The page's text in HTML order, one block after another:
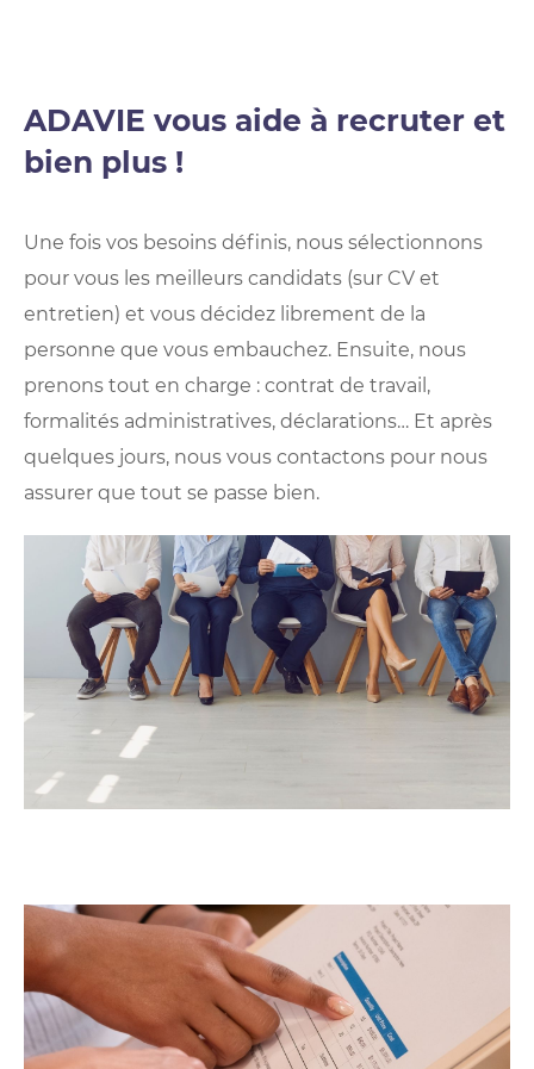
ADAVIE vous aide à recruter et
bien plus !
Une fois vos besoins définis, nous sélectionnons
pour vous les meilleurs candidats (sur CV et
entretien) et vous décidez librement de la
personne que vous embauchez. Ensuite, nous
prenons tout en charge : contrat de travail,
formalités administratives, déclarations… Et après
quelques jours, nous vous contactons pour nous
assurer que tout se passe bien.